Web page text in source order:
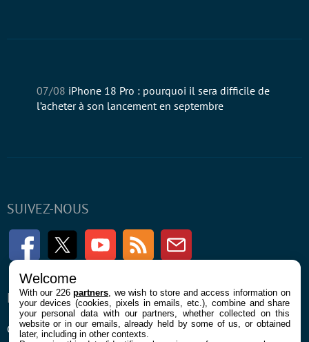
Confidentialité et Cookies
Qui sommes nous
Contact
Welcome
With our 226partners , we wish to store and access information on
your devices (cookies, pixels in emails, etc.), combine and share
your personal data with our partners, whether collected on this
website or in our emails, already held by some of us, or obtained
later, including in other contexts.